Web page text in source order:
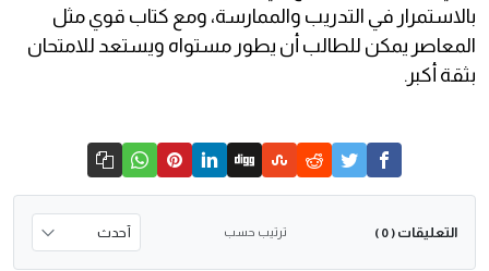
بالاستمرار في التدريب والممارسة، ومع كتاب قوي مثل
المعاصر يمكن للطالب أن يطور مستواه ويستعد للامتحان
بثقة أكبر.
التعليقات ( 0 ) ترتيب حسب